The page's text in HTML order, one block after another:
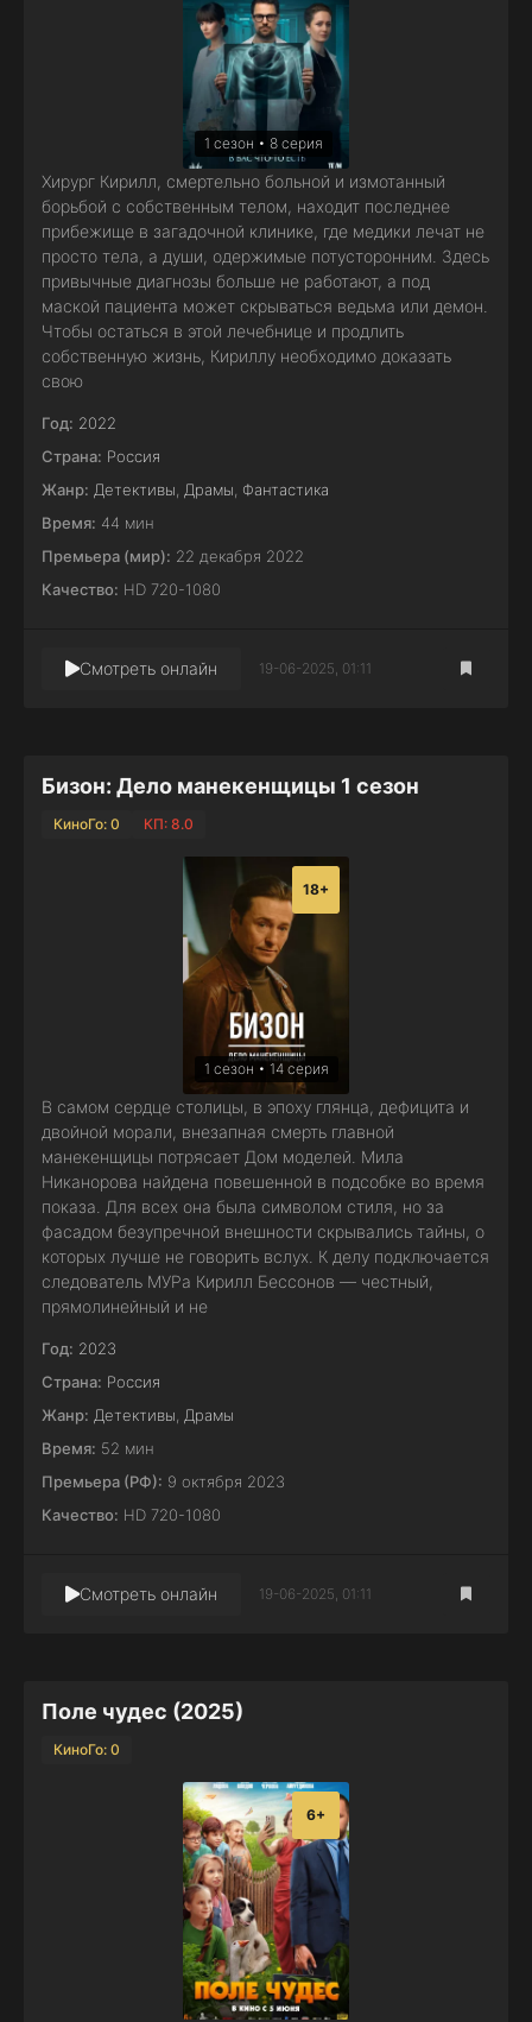
1 сезон • 8 серия
Хирург Кирилл, смертельно больной и измотанный
борьбой с собственным телом, находит последнее
прибежище в загадочной клинике, где медики лечат не
просто тела, а души, одержимые потусторонним. Здесь
привычные диагнозы больше не работают, а под
маской пациента может скрываться ведьма или демон.
Чтобы остаться в этой лечебнице и продлить
собственную жизнь, Кириллу необходимо доказать
свою
Год: 2022
Страна: Россия
Жанр: Детективы Драмы Фантастика
Время: 44 мин
Премьера (мир): 22 декабря 2022
Качество: HD 720-1080
Смотреть онлайн 19-06-2025, 01:11
Бизон: Дело манекенщицы 1 сезон
КиноГо: 0 КП: 8.0
1 сезон • 14 серия
18+
В самом сердце столицы, в эпоху глянца, дефицита и
двойной морали, внезапная смерть главной
манекенщицы потрясает Дом моделей. Мила
Никанорова найдена повешенной в подсобке во время
показа. Для всех она была символом стиля, но за
фасадом безупречной внешности скрывались тайны, о
которых лучше не говорить вслух. К делу подключается
следователь МУРа Кирилл Бессонов — честный,
прямолинейный и не
Год: 2023
Страна: Россия
Жанр: Детективы Драмы
Время: 52 мин
Премьера (РФ): 9 октября 2023
Качество: HD 720-1080
Смотреть онлайн 19-06-2025, 01:11
Поле чудес (2025)
КиноГо: 0
6+